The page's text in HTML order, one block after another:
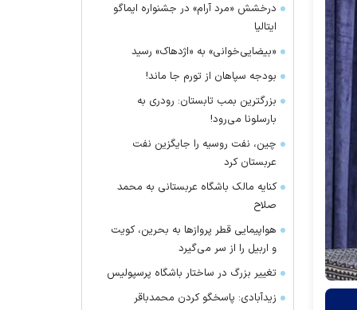
درخشش «مرد آرام» در جشنواره ایماگو
ایتالیا
«بیضایی‌خوانی» به «اژدهاک» رسید
بودجه سپاهان از تورم جا ماند!
بزرگترین بمب تابستان: رودری به
بارسلونا می‌رود!
چین، نفت روسیه را جایگزین نفت
عربستان کرد
کنایه مالک باشگاه عربستانی به محمد
صلاح
هواپیمایی قطر پرواز‌ها به بحرین، کویت
و اربیل را از سر می‌گیرد
تغییر بزرگ در ساختار باشگاه پرسپولیس
زیدآبادی: پاسخگو کردن محمدباقر